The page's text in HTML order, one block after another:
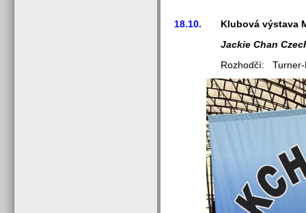
18.10.
Klubová výstava
Jackie Chan
Rozhodčí: Turner-